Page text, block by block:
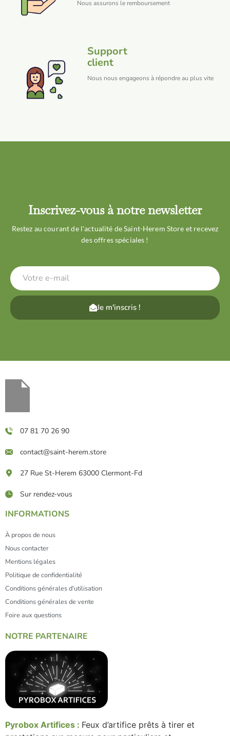
Nous assurons le remboursement
Support
client
Nous nous engageons à répondre au plus vite
Inscrivez-vous à notre newsletter
Restez au courant de l'actualité de Saint-Herem Store et recevez
des offres spéciales !
Je m'inscris !
07 81 70 26 90
contact@saint-herem.store
27 Rue St-Herem 63000 Clermont-Fd
Sur rendez-vous
INFORMATIONS
À propos de nous
Nous contacter
Mentions légales
Politique de confidentialité
Conditions générales d'utilisation
Conditions générales de vente
Foire aux questions
NOTRE PARTENAIRE
Pyrobox Artifices : Feux d’artifice prêts à tirer et